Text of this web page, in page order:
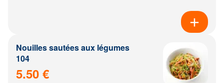
Nouilles sautées aux légumes
104
5.50 €